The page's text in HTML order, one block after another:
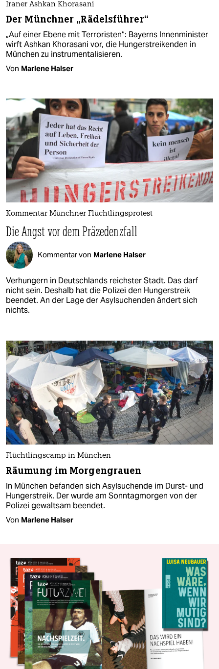
Iraner Ashkan Khorasani
Der Münchner „Rädelsführer“
„Auf einer Ebene mit Terroristen“: Bayerns Innenminister
wirft Ashkan Khorasani vor, die Hungerstreikenden in
München zu instrumentalisieren.
Von Marlene Halser
Kommentar Münchner Flüchtlingsprotest
Die Angst vor dem Präzedenzfall
Kommentar von Marlene Halser
Verhungern in Deutschlands reichster Stadt. Das darf
nicht sein. Deshalb hat die Polizei den Hungerstreik
beendet. An der Lage der Asylsuchenden ändert sich
nichts.
Flüchtlingscamp in München
Räumung im Morgengrauen
In München befanden sich Asylsuchende im Durst- und
Hungerstreik. Der wurde am Sonntagmorgen von der
Polizei gewaltsam beendet.
Von Marlene Halser